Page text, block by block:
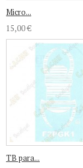
Micro...
15,00 €
TB para...